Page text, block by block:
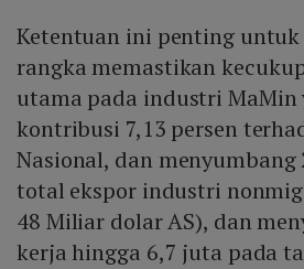
Ketentuan ini penting
rangka memastikan
utama pada industri
kontribusi 7,13 persen
Nasional, dan menyumbang
total ekspor industri
48 Miliar dolar AS), dan
kerja hingga 6,7 juta pada